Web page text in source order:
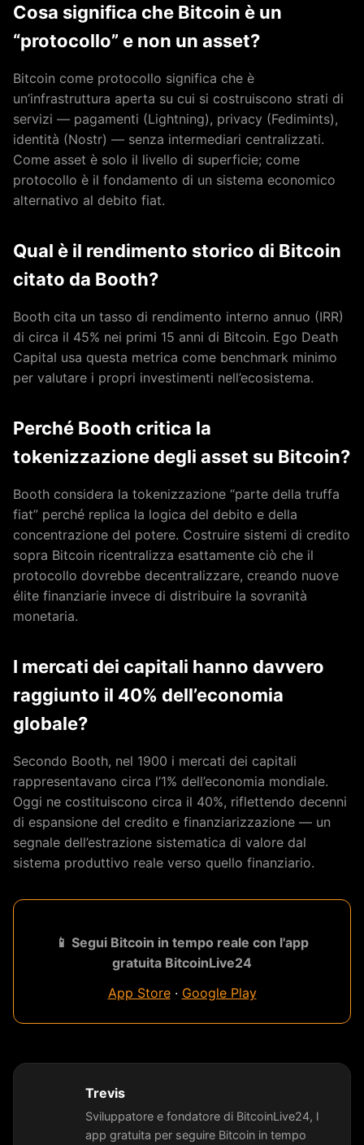
Cosa significa che Bitcoin è un
“protocollo” e non un asset?
Bitcoin come protocollo significa che è
un’infrastruttura aperta su cui si costruiscono strati di
servizi — pagamenti (Lightning), privacy (Fedimints),
identità (Nostr) — senza intermediari centralizzati.
Come asset è solo il livello di superficie; come
protocollo è il fondamento di un sistema economico
alternativo al debito fiat.
Qual è il rendimento storico di Bitcoin
citato da Booth?
Booth cita un tasso di rendimento interno annuo (IRR)
di circa il 45% nei primi 15 anni di Bitcoin. Ego Death
Capital usa questa metrica come benchmark minimo
per valutare i propri investimenti nell’ecosistema.
Perché Booth critica la
tokenizzazione degli asset su Bitcoin?
Booth considera la tokenizzazione “parte della truffa
fiat” perché replica la logica del debito e della
concentrazione del potere. Costruire sistemi di credito
sopra Bitcoin ricentralizza esattamente ciò che il
protocollo dovrebbe decentralizzare, creando nuove
élite finanziarie invece di distribuire la sovranità
monetaria.
I mercati dei capitali hanno davvero
raggiunto il 40% dell’economia
globale?
Secondo Booth, nel 1900 i mercati dei capitali
rappresentavano circa l’1% dell’economia mondiale.
Oggi ne costituiscono circa il 40%, riflettendo decenni
di espansione del credito e finanziarizzazione — un
segnale dell’estrazione sistematica di valore dal
sistema produttivo reale verso quello finanziario.
📱 Segui Bitcoin in tempo reale con l'app
gratuita BitcoinLive24
App Store· Google Play
Trevis
Sviluppatore e fondatore di BitcoinLive24, l
app gratuita per seguire Bitcoin in tempo